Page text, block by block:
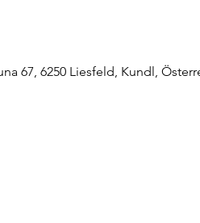
67, 6250 Liesfeld, Kundl,